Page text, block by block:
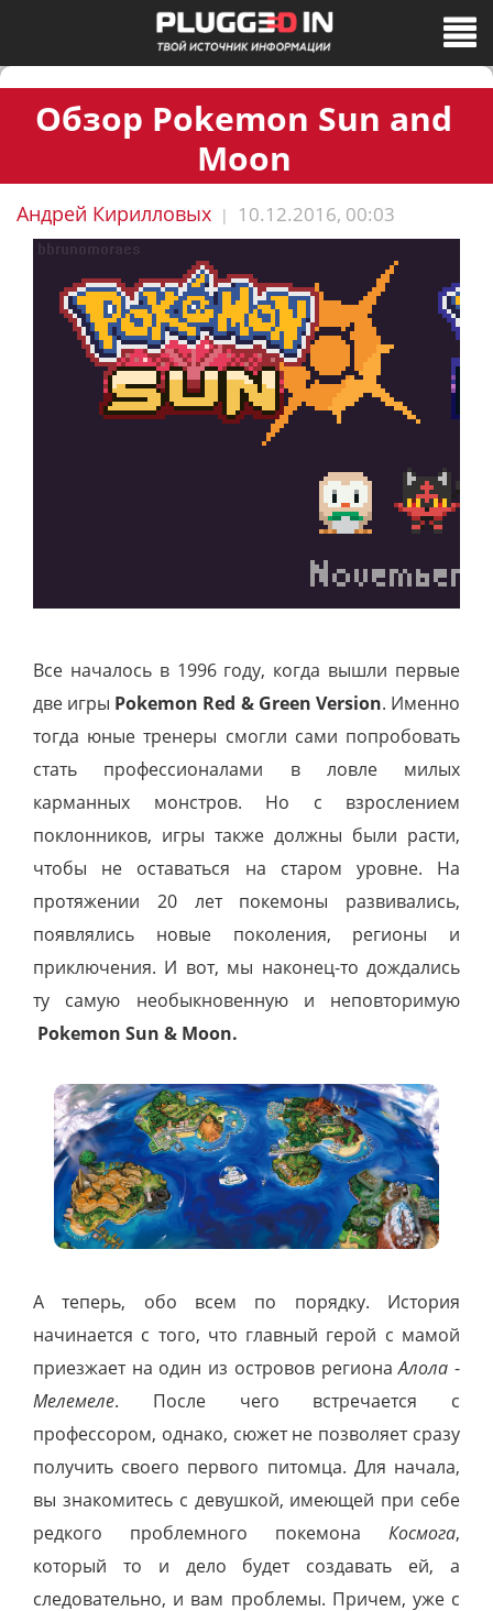
Обзор Pokemon Sun and
Moon
Андрей Кирилловых | 10.12.2016, 00:03
Все началось в 1996 году, когда вышли первые
две игры Pokemon Red & Green Version. Именно
тогда юные тренеры смогли сами попробовать
стать профессионалами в ловле милых
карманных монстров. Но с взрослением
поклонников, игры также должны были расти,
чтобы не оставаться на старом уровне. На
протяжении 20 лет покемоны развивались,
появлялись новые поколения, регионы и
приключения. И вот, мы наконец-то дождались
ту самую необыкновенную и неповторимую
Pokemon Sun & Moon.
А теперь, обо всем по порядку. История
начинается с того, что главный герой с мамой
приезжает на один из островов регионаАлола -
Мелемеле. После чего встречается с
профессором, однако, сюжет не позволяет сразу
получить своего первого питомца. Для начала,
вы знакомитесь с девушкой, имеющей при себе
редкого проблемного покемона Космога,
который то и дело будет создавать ей, а
следовательно, и вам проблемы. Причем, уже с